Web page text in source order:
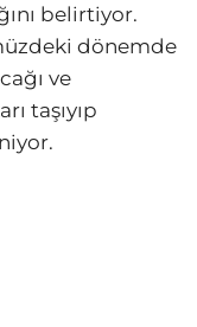
belirtiyor.
dönemde
ve
taşıyıp